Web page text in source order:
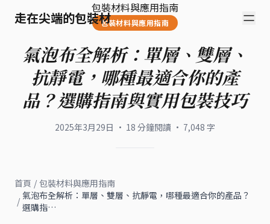
走在尖端的包裝材
包裝材料與應用指南
包裝材料與應用指南
氣泡布全解析：單層、雙層、
抗靜電，哪種最適合你的產
品？選購指南與實用包裝技巧
2025年3月29日 · 18 分鐘閱讀 · 7,048 字
首頁 / 包裝材料與應用指南
/ 氣泡布全解析：單層、雙層、抗靜電，哪種最適合你的產品？
選購指…